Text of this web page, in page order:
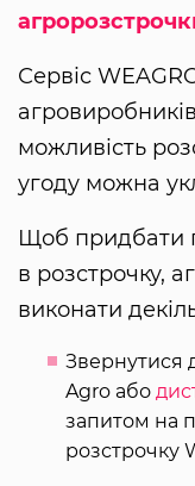
Сервіс
можливість
угоду можна
Щоб придбати
в розстрочку,
виконати
Звернутися
Agro або
запитом на
розстрочку